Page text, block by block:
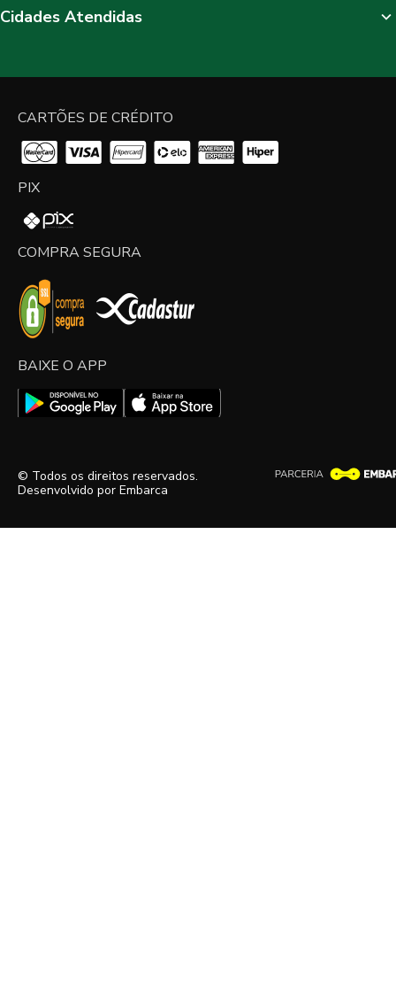
Cidades Atendidas
CARTÕES DE CRÉDITO
PIX
COMPRA SEGURA
BAIXE O APP
© Todos os direitos reservados.
Desenvolvido por Embarca